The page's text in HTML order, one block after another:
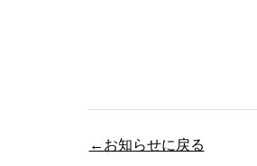
←お知らせに戻る